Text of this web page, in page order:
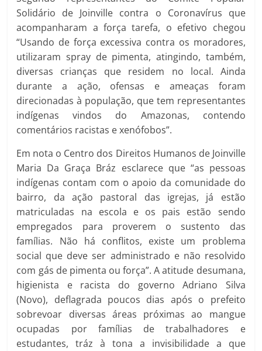
Solidário de Joinville contra o Coronavírus que
acompanharam a força tarefa, o efetivo chegou
“Usando de força excessiva contra os moradores,
utilizaram spray de pimenta, atingindo, também,
diversas crianças que residem no local. Ainda
durante a ação, ofensas e ameaças foram
direcionadas à população, que tem representantes
indígenas vindos do Amazonas, contendo
comentários racistas e xenófobos”.
Em nota o Centro dos Direitos Humanos de Joinville
Maria Da Graça Bráz esclarece que “as pessoas
indígenas contam com o apoio da comunidade do
bairro, da ação pastoral das igrejas, já estão
matriculadas na escola e os pais estão sendo
empregados para proverem o sustento das
famílias. Não há conflitos, existe um problema
social que deve ser administrado e não resolvido
com gás de pimenta ou força”. A atitude desumana,
higienista e racista do governo Adriano Silva
(Novo), deflagrada poucos dias após o prefeito
sobrevoar diversas áreas próximas ao mangue
ocupadas por famílias de trabalhadores e
estudantes, tráz à tona a invisibilidade a que